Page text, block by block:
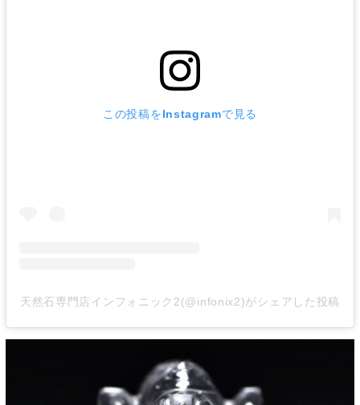
この投稿をInstagramで見る
天然石専門店インフォニック2(@infonix2)がシェアした投稿